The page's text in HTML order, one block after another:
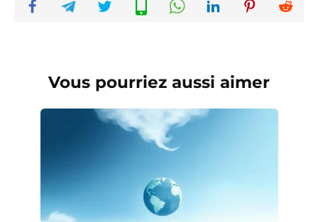
Vous pourriez aussi aimer